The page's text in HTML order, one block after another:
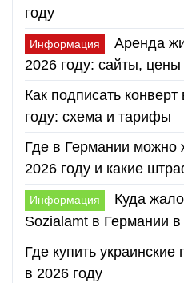
году
Информация
Аренда
2026 году: сайты,
Как подписать
году: схема и тарифы
Где в Германии
2026 году и какие
Информация
Куда
Sozialamt в Германии в
Где купить
в 2026 году